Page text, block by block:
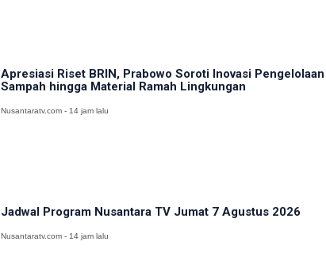
Apresiasi Riset BRIN, Prabowo Soroti Inovasi Pengelolaan
Sampah hingga Material Ramah Lingkungan
Nusantaratv.com - 14 jam lalu
Jadwal Program Nusantara TV Jumat 7 Agustus 2026
Nusantaratv.com - 14 jam lalu